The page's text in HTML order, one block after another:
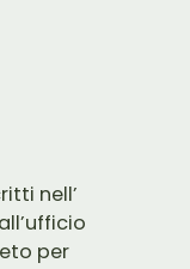
nell’
per